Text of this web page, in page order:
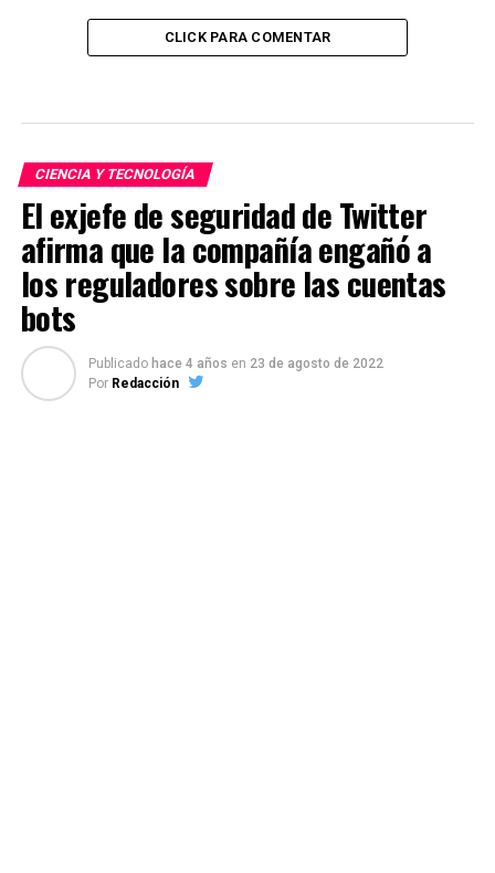
CLICK PARA COMENTAR
CIENCIA Y TECNOLOGÍA
El exjefe de seguridad de Twitter
afirma que la compañía engañó a
los reguladores sobre las cuentas
bots
Publicado hace 4 años en 23 de agosto de 2022
Por Redacción